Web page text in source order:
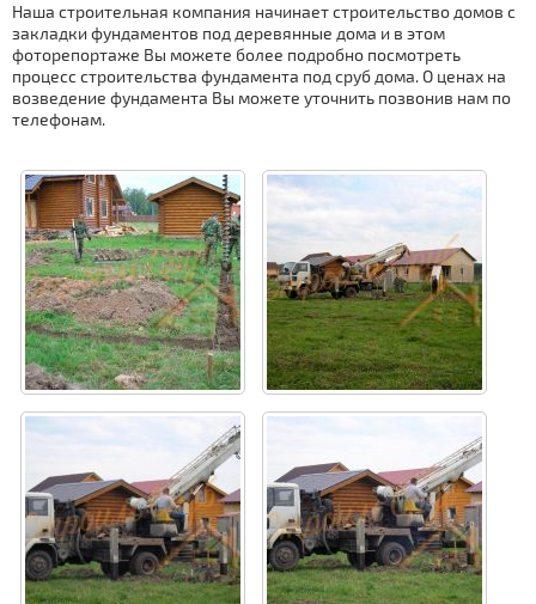
Наша строительная компания начинает строительство домов с
закладки фундаментов под деревянные дома и в этом
фоторепортаже Вы можете более подробно посмотреть
процесс строительства фундамента под сруб дома. О ценах на
возведение фундамента Вы можете уточнить позвонив нам по
телефонам.